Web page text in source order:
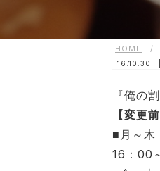
HOME /
『俺の
【変更前
■月～木
16：00